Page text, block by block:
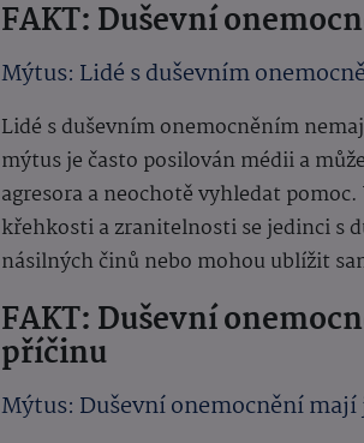
FAKT: Duševní
Mýtus: Lidé s duševním
Lidé s duševním onemocněním
mýtus je často posilován médii a
agresora a neochotě vyhledat
křehkosti a zranitelnosti se jedinci s
násilných činů nebo mohou ublížit
FAKT: Duševní
příčinu
Mýtus: Duševní onemocnění